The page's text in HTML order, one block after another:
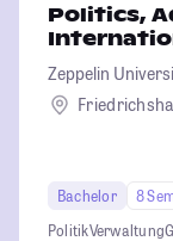
Politics,
Zeppelin
Kultur und Politik
Bachelor 8
PolitikVerwaltung